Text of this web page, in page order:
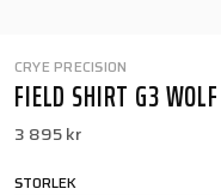
CRYE PRECISION
FIELD SHIRT G3
3 895 kr
STORLEK